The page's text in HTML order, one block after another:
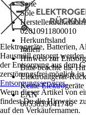
Serie
Sole
02010911800010
Herkunftsland
Italien
Hinweis zur
Bitte beachte die
Elektroaltgerät-
Keine Elektrogeräte
EAN
8053839041746
Elektrogeräte, Batterien,
Hausmüll entsorgt
der Entsorgung aus dem
zerstörungsfrei möglich
Entsorgungsservices.
Wenn dieser Artikel von
findest Du die Hinweise
auf den Verkäufernamen.